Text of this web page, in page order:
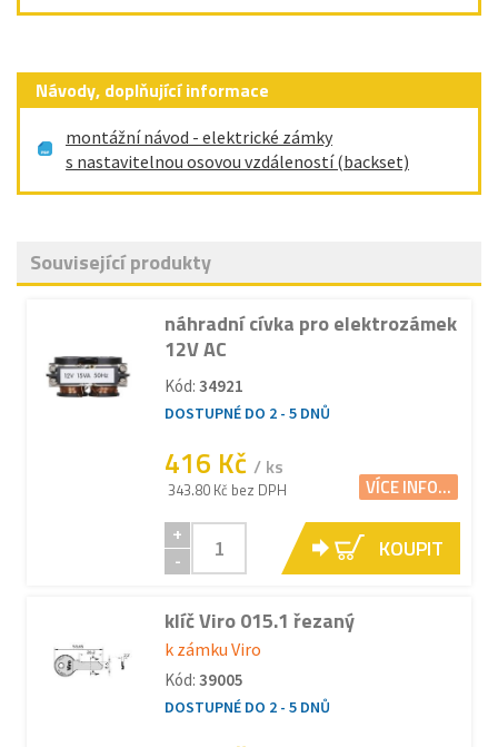
Návody, doplňující informace
montážní návod - elektrické zámky
s nastavitelnou osovou vzdáleností (backset)
Související produkty
náhradní cívka pro elektrozámek
12V AC
Kód: 34921
DOSTUPNÉ DO 2 - 5 DNŮ
416 Kč / ks
343.80 Kč bez DPH VÍCE INFO...
+
-
KOUPIT
klíč Viro 015.1 řezaný
k zámku Viro
Kód: 39005
DOSTUPNÉ DO 2 - 5 DNŮ